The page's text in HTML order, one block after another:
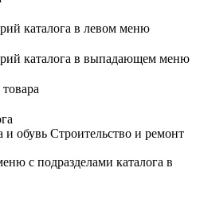
каталога в левом меню
каталога в выпадающем меню
и обувь Строительство и ремонт
с подразделами каталога в